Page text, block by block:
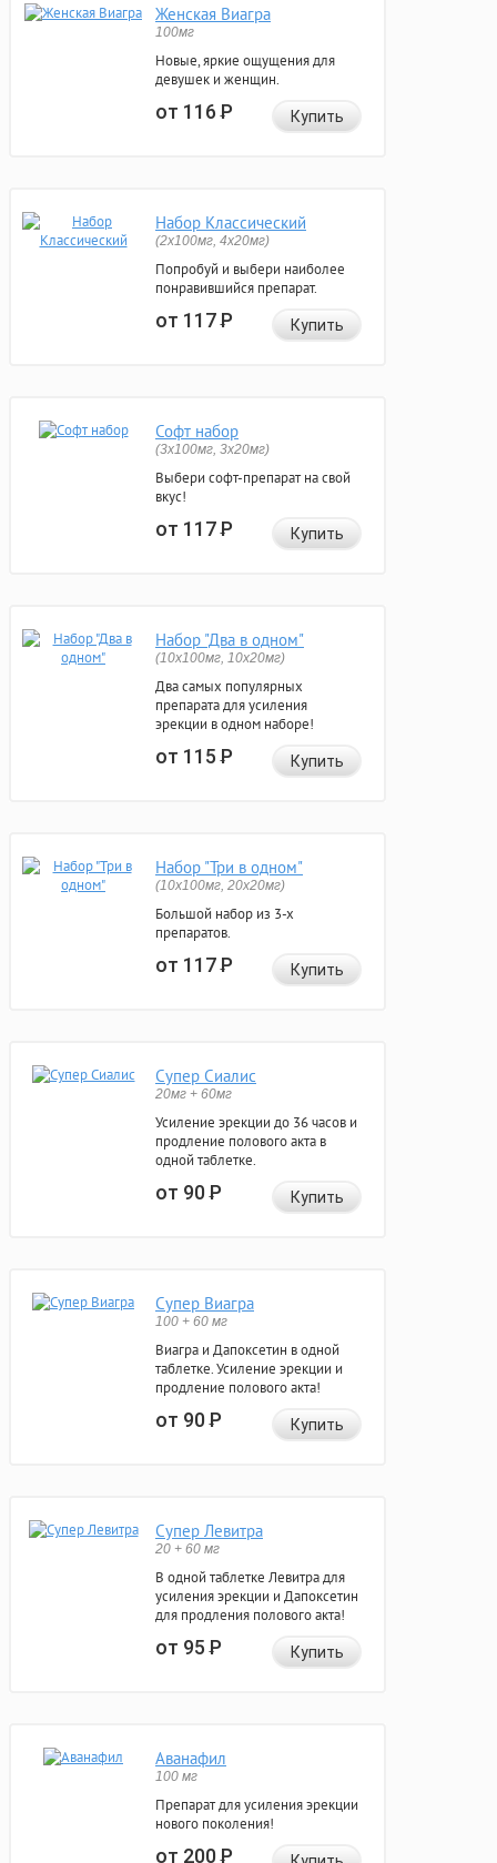
Женская Виагра
100мг
Новые, яркие ощущения для
девушек и женщин.
от 116Р Купить
Набор Классический
(2x100мг, 4x20мг)
Попробуй и выбери наиболее
понравившийся препарат.
от 117Р Купить
Софт набор
(3x100мг, 3x20мг)
Выбери софт-препарат на свой
вкус!
от 117Р Купить
Набор "Два в одном"
(10x100мг, 10x20мг)
Два самых популярных
препарата для усиления
эрекции в одном наборе!
от 115Р Купить
Набор "Три в одном"
(10x100мг, 20x20мг)
Большой набор из 3-х
препаратов.
от 117Р Купить
Супер Сиалис
20мг + 60мг
Усиление эрекции до 36 часов и
продление полового акта в
одной таблетке.
от 90Р Купить
Супер Виагра
100 + 60 мг
Виагра и Дапоксетин в одной
таблетке. Усиление эрекции и
продление полового акта!
от 90Р Купить
Супер Левитра
20 + 60 мг
В одной таблетке Левитра для
усиления эрекции и Дапоксетин
для продления полового акта!
от 95Р Купить
Аванафил
100 мг
Препарат для усиления эрекции
нового поколения!
от 200Р